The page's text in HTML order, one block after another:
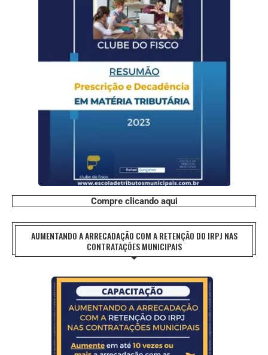
Compre clicando aqui
AUMENTANDO A ARRECADAÇÃO COM A RETENÇÃO DO IRPJ NAS
CONTRATAÇÕES MUNICIPAIS